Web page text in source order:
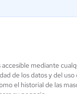
Okvet
5 / 5
mediante
de los datos y del uso
el historial de las